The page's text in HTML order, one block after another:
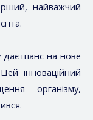
найважчий
дає шанс на нове
інноваційний
організму,